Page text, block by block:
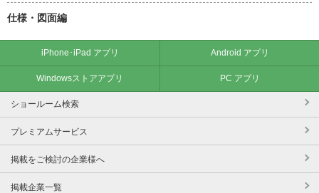
仕様・図面編
iPhone･iPad アプリ Android アプリ
Windowsストアアプリ PC アプリ
ショールーム検索
プレミアムサービス
掲載をご検討の企業様へ
掲載企業一覧